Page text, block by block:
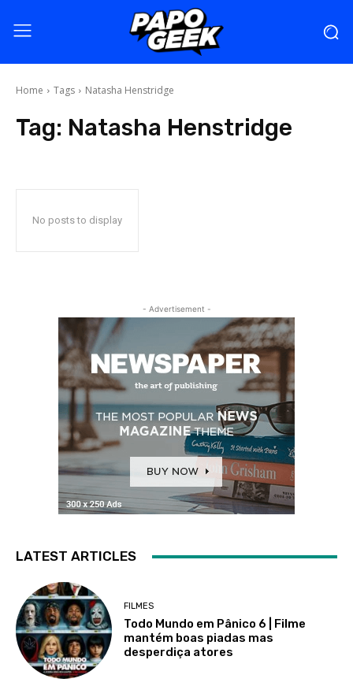
Home Tags Natasha Henstridge
Tag: Natasha Henstridge
No posts to display
- Advertisement -
LATEST ARTICLES
FILMES
Todo Mundo em Pânico 6 | Filme
mantém boas piadas mas
desperdiça atores